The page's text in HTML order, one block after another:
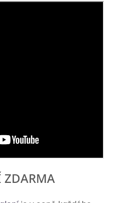
ZDARMA